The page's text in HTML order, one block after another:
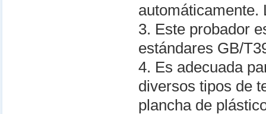
automáticamente.
3. Este probador
estándares GB/
4. Es adecuada
diversos tipos de
plancha de